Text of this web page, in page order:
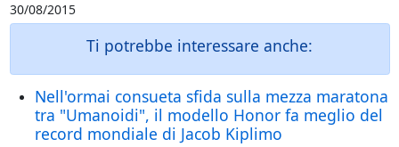
30/08/2015
Ti potrebbe interessare anche:
Nell'ormai consueta sfida sulla mezza maratona
tra "Umanoidi", il modello Honor fa meglio del
record mondiale di Jacob Kiplimo